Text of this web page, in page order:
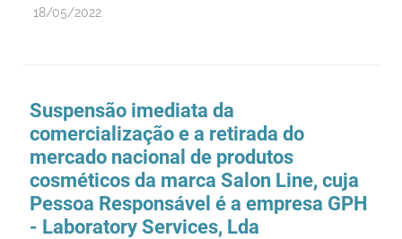
Utilização
18/05/2022
Suspensão imediata da
comercialização e a retirada do
mercado nacional de produtos
cosméticos da marca Salon Line, cuja
Pessoa Responsável é a empresa GPH
- Laboratory Services, Lda